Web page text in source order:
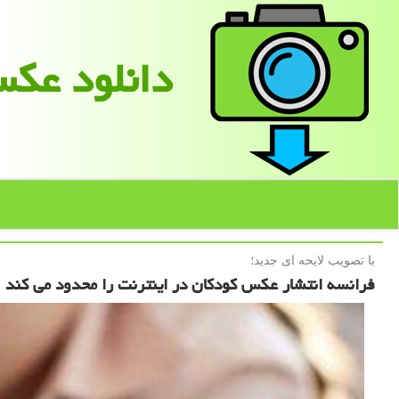
دانلود
با تصویب لایحه ای جدید؛
فرانسه انتشار عکس کودکان در اینترنت را محدود می کند